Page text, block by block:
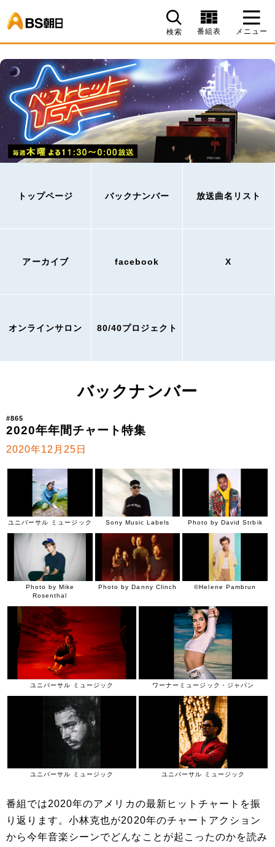
検索 番組表 メニュー
トップページ バックナンバー 放送曲名リスト
アーカイブ facebook X
オンラインサロン 80/40プロジェクト
バックナンバー
#865
2020年年間チャート特集
2020年12月25日
ユニバーサル ミュージック Sony Music Labels Photo by David Strbik
Photo by Mike
Rosenthal
Photo by Danny Clinch ©Helene Pambrun
ユニバーサル ミュージック ワーナーミュージック・ジャパン
ユニバーサル ミュージック ユニバーサル ミュージック
番組では2020年のアメリカの最新ヒットチャートを振
り返ります。小林克也が2020年のチャートアクション
から今年音楽シーンでどんなことが起こったのかを読み